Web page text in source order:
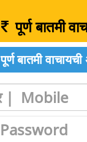
पूर्ण बातमी
पूर्ण बातमी